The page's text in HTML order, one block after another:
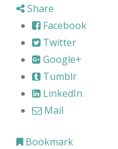
Share
Facebook
Twitter
Google+
Tumblr
LinkedIn
Mail
Bookmark